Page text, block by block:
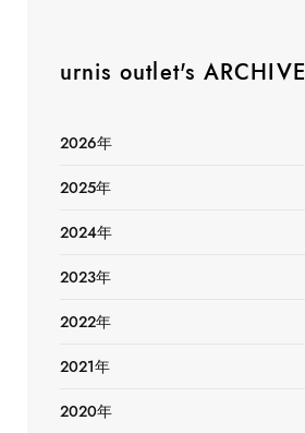
urnis outlet's ARCHIVE
2026年
2025年
2024年
2023年
2022年
2021年
2020年